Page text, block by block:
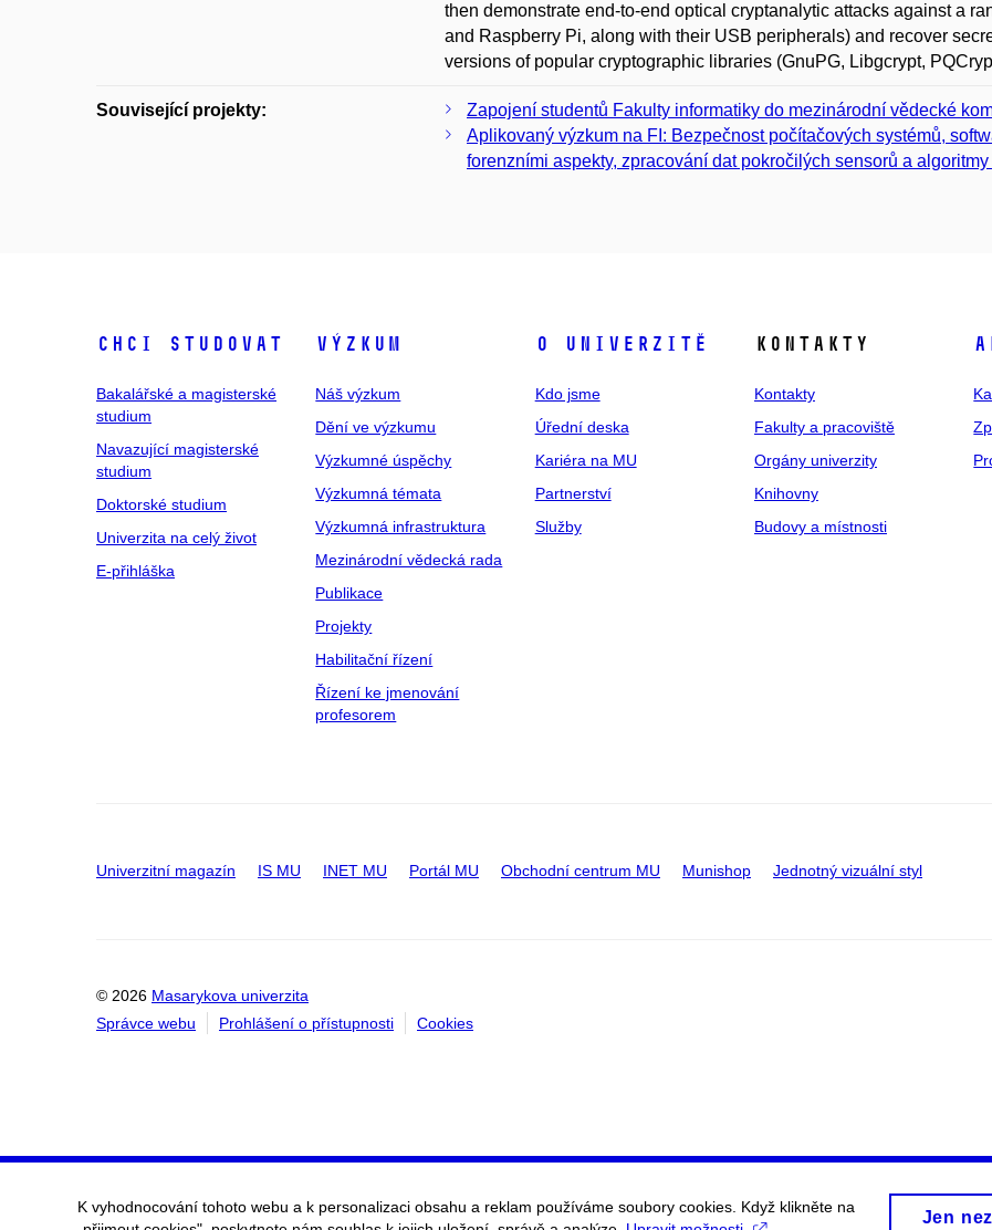
then demonstrate end-to-end optical cryptanalytic attacks against a
and Raspberry Pi, along with their USB peripherals) and recover
versions of popular cryptographic libraries (GnuPG, Libgcrypt,
Související projekty:
Zapojení studentů Fakulty informatiky do mezinárodní vědecké
Aplikovaný výzkum na FI: Bezpečnost počítačových systémů,
forenzními aspekty, zpracování dat pokročilých sensorů a
Chci studovat
Bakalářské a magisterské
studium
Navazující magisterské
studium
Doktorské studium
Univerzita na celý život
E-přihláška
Výzkum
Náš výzkum
Dění ve výzkumu
Výzkumné úspěchy
Výzkumná témata
Výzkumná infrastruktura
Mezinárodní vědecká rada
Publikace
Projekty
Habilitační řízení
Řízení ke jmenování
profesorem
O univerzitě
Kdo jsme
Úřední deska
Kariéra na MU
Partnerství
Služby
Kontakty
Kontakty
Fakulty a pracoviště
Orgány univerzity
Knihovny
Budovy a místnosti
Univerzitní magazín IS MU INET MU Portál MU Obchodní centrum MU Munishop Jednotný vizuální styl
© 2026 Masarykova univerzita
Správce webu
Prohlášení o přístupnosti Cookies
K vyhodnocování tohoto webu a k personalizaci obsahu a reklam používáme soubory cookies. Když klikněte na
Jen